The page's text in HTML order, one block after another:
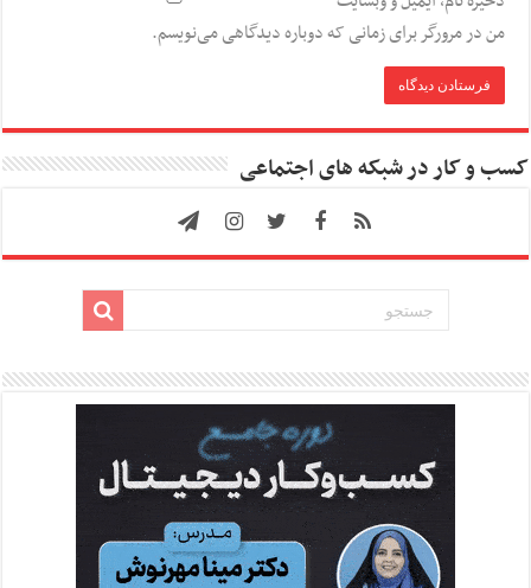
من در مرورگر برای زمانی که دوباره دیدگاهی می‌نویسم.
کسب و کار در شبکه های اجتماعی